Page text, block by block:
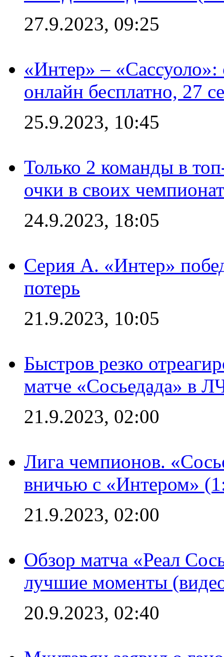
27.9.2023, 09:25
«Интер» –
онлайн бесплатно, 27
25.9.2023, 10:45
Только 2 команды в
очки в своих
24.9.2023, 18:05
Серия А. «Интер»
потерь
21.9.2023, 10:05
Быстров резко
матче «Сосьедада» в
21.9.2023, 02:00
Лига чемпионов.
вничью с «Интером»
21.9.2023, 02:00
Обзор матча «Реал
лучшие моменты
20.9.2023, 02:40